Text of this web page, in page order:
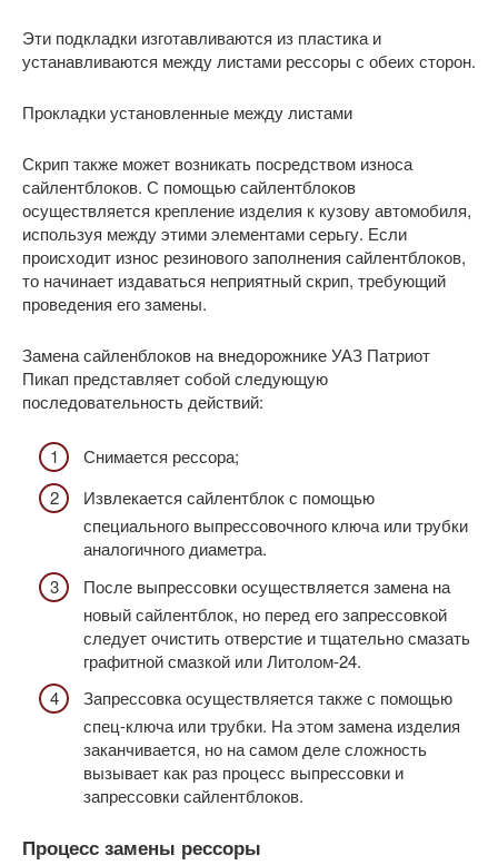
Эти подкладки изготавливаются из пластика и
устанавливаются между листами рессоры с обеих сторон.
Прокладки установленные между листами
Скрип также может возникать посредством износа
сайлентблоков. С помощью сайлентблоков
осуществляется крепление изделия к кузову автомобиля,
используя между этими элементами серьгу. Если
происходит износ резинового заполнения сайлентблоков,
то начинает издаваться неприятный скрип, требующий
проведения его замены.
Замена сайленблоков на внедорожнике УАЗ Патриот
Пикап представляет собой следующую
последовательность действий:
Снимается рессора;
Извлекается сайлентблок с помощью
специального выпрессовочного ключа или трубки
аналогичного диаметра.
После выпрессовки осуществляется замена на
новый сайлентблок, но перед его запрессовкой
следует очистить отверстие и тщательно смазать
графитной смазкой или Литолом-24.
Запрессовка осуществляется также с помощью
спец-ключа или трубки. На этом замена изделия
заканчивается, но на самом деле сложность
вызывает как раз процесс выпрессовки и
запрессовки сайлентблоков.
Процесс замены рессоры